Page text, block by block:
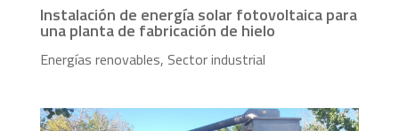
Instalación de energía solar fotovoltaica para
una planta de fabricación de hielo
Energías renovables, Sector industrial